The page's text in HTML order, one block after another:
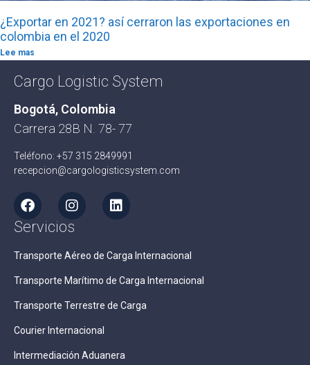
¿Exportar en 2021? así cerraron las exportaciones en
colombia en el 2020
Lee mas
Cargo Logistic System
Bogotá, Colombia
Carrera 28B N. 78- 77
Teléfono: +57 315 2849991
recepcion@cargologisticsystem.com
Servicios
Transporte Aéreo de Carga Internacional
Transporte Marítimo de Carga Internacional
Transporte Terrestre de Carga
Courier Internacional
Intermediación Aduanera